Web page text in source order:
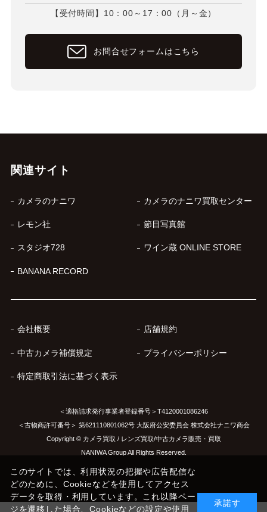
【受付時間】10：00～17：00（月～金）
お問合せフォームはこちら
関連サイト
カメラのナニワ カメラのナニワ買取センター
レモン社 節目写真館
スタジオ728 ワイン蔵 ONLINE STORE
BANANA RECORD
会社概要 店舗規約
中古カメラ補償規定 プライバシーポリシー
特定商取引法に基づく表示
＜適格請求発行事業者登録番号＞T4120001086246
＜古物商許可番号＞ 第621110801062号 大阪府公安委員会 株式会社ナニワ商会
Copyright © カメラ買取 / レンズ買取/中古カメラ販売・買取
NANIWA Group All Rights Reserved.
このサイトでは、利用状況の把握や広告配信な
どのために、Cookieなどを使用してアクセス
データを取得・利用しています。これ以降ペー
ジを遷移した場合、Cookieなどの設定や使用
承諾す